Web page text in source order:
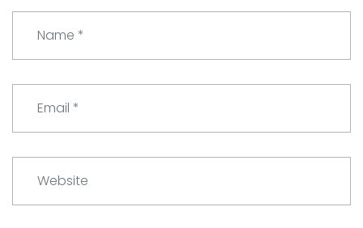
m
e
a
i
b